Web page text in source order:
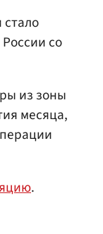
со
из зоны
месяца,
.